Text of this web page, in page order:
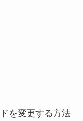
を変更する方法